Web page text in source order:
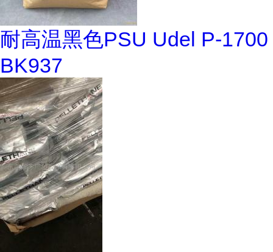
耐高温黑色PSU Udel P-1700
BK937